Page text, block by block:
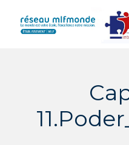
content